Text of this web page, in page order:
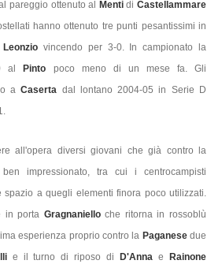
pareggio ottenuto al MentidiCastellammare
hanno ottenuto tre punti pesantissimi in
vincendo per 3-0. In campionato la
al Pinto poco meno di un mese fa. Gli
aCaserta dal lontano 2004-05 in Serie D
all'opera diversi giovani che già contro la
ben impressionato, tra cui i centrocampisti
spazio a quegli elementi finora poco utilizzati.
in porta Gragnanielloche ritorna in rossoblù
esperienza proprio contro la Paganesedue
e il turno di riposo di D'Annae
Rainone